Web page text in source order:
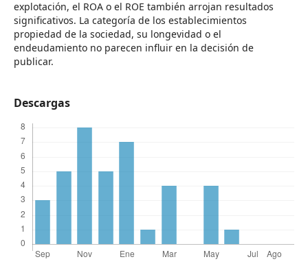
explotación, el ROA o el ROE también arrojan resultados
significativos. La categoría de los establecimientos
propiedad de la sociedad, su longevidad o el
endeudamiento no parecen influir en la decisión de
publicar.
Descargas